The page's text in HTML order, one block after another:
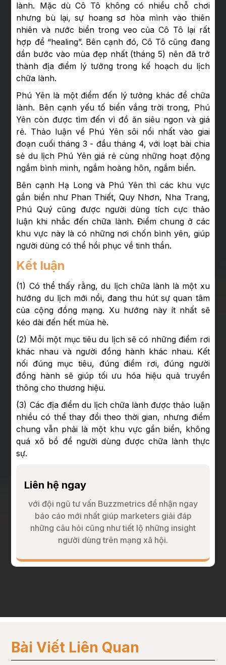
lành. Mặc dù Cô Tô không có nhiều chỗ chơi
nhưng bù lại, sự hoang sơ hòa mình vào thiên
nhiên và nước biển trong veo của Cô Tô lại rất
hợp để “healing”. Bên cạnh đó, Cô Tô cũng đang
dần bước vào mùa đẹp nhất (tháng 5) nên đã trở
thành địa điểm lý tưởng trong kế hoạch du lịch
chữa lành.
Phú Yên là một điểm đến lý tưởng khác để chữa
lành. Bên cạnh yếu tố biển vắng trời trong, Phú
Yên còn được tìm đến vì đồ ăn siêu ngon và giá
rẻ. Thảo luận về Phú Yên sôi nổi nhất vào giai
đoạn cuối tháng 3 - đầu tháng 4, với loạt bài chia
sẻ du lịch Phú Yên giá rẻ cùng những hoạt động
ngắm bình minh, ngắm hoàng hôn, ngắm biển.
Bên cạnh Hạ Long và Phú Yên thì các khu vực
gần biển như Phan Thiết, Quy Nhơn, Nha Trang,
Phú Quý cũng được người dùng tích cực thảo
luận khi nhắc đến chữa lành. Điểm chung ở các
khu vực này là có những nơi chốn bình yên, giúp
người dùng có thể hồi phục về tinh thần.
Kết luận
(1) Có thể thấy rằng, du lịch chữa lành là một xu
hướng du lịch mới nổi, đang thu hút sự quan tâm
của cộng đồng mạng. Xu hướng này ít nhất sẽ
kéo dài đến hết mùa hè.
(2) Mỗi một mục tiêu du lịch sẽ có những điểm rơi
khác nhau và người đồng hành khác nhau. Kết
nối đúng mục tiêu, đúng điểm rơi, đúng người
đồng hành sẽ giúp tối ưu hóa hiệu quả truyền
thông cho thương hiệu.
(3) Các địa điểm du lịch chữa lành được thảo luận
nhiều có thể thay đổi theo thời gian, nhưng điểm
chung vẫn phải là một khu vực gần biển, không
quá xô bồ để người dùng được chữa lành thực
sự.
Liên hệ ngay
với đội ngũ tư vấn Buzzmetrics để nhận ngay
báo cáo mới nhất giúp marketers giải đáp
những câu hỏi cũng như tiết lộ những insight
người dùng trên mạng xã hội.
Bài Viết Liên Quan